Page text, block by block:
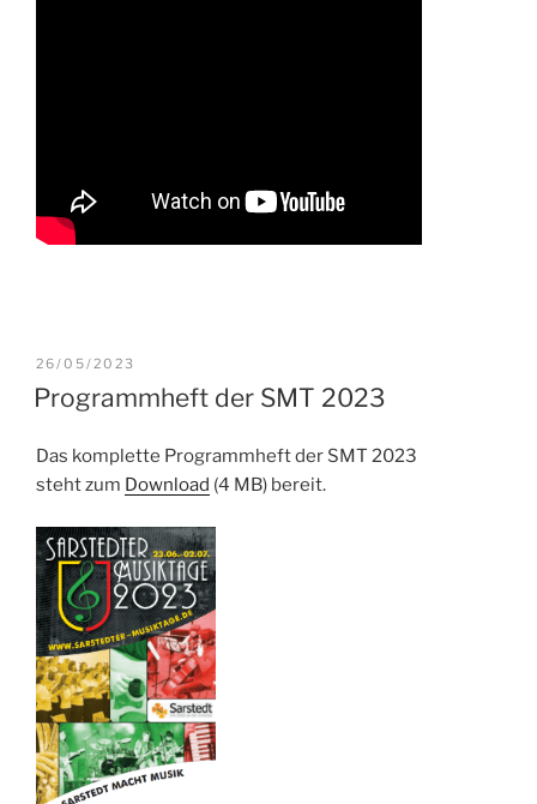
VERÖFFENTLICHT
26/05/2023
Programmheft der SMT 2023
Das komplette Programmheft der SMT 2023
steht zum Download (4 MB) bereit.